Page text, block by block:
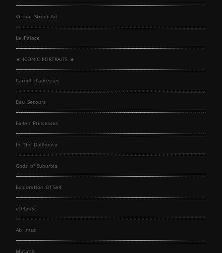
Virtual Street Art
Le Palace
★ ICONIC PORTRAITS ★
Carnet d’adresses
Eau Secours
Fallen Princesses
In The Dollhouse
Gods of Suburbia
Exploration Of Self
cORpuS
Ab Intus
Mutatio